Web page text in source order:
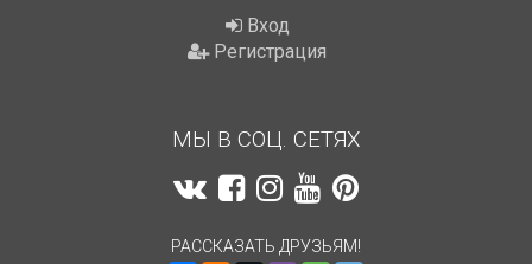
Вход
Регистрация
МЫ В СОЦ. СЕТЯХ
РАССКАЗАТЬ ДРУЗЬЯМ!